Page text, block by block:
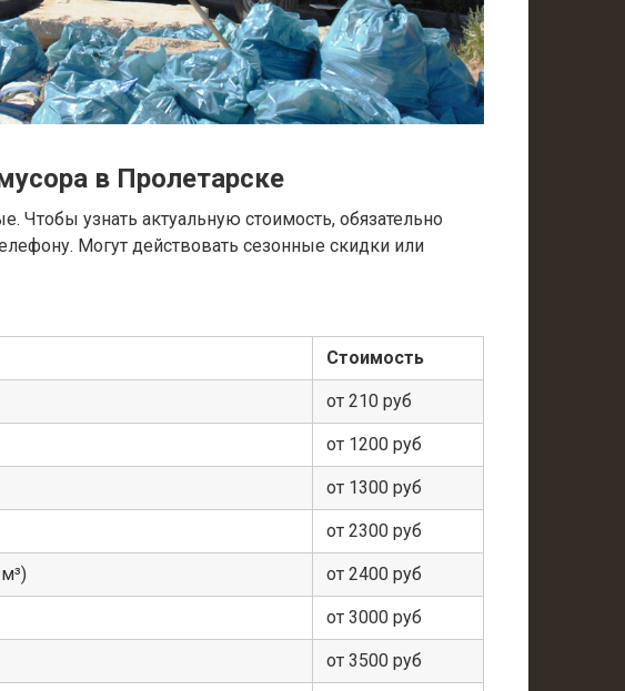
в Пролетарске
Чтобы узнать актуальную стоимость, обязательно
Могут действовать сезонные скидки или
Стоимость
от 210 руб
от 1200 руб
от 1300 руб
от 2300 руб
от 2400 руб
от 3000 руб
от 3500 руб